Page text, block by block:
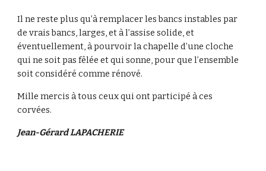
Il ne reste plus qu’à remplacer les bancs instables par
de vrais bancs, larges, et à l’assise solide, et
éventuellement, à pourvoir la chapelle d’une cloche
qui ne soit pas fêlée et qui sonne, pour que l’ensemble
soit considéré comme rénové.
Mille mercis à tous ceux qui ont participé à ces
corvées.
Jean-Gérard LAPACHERIE